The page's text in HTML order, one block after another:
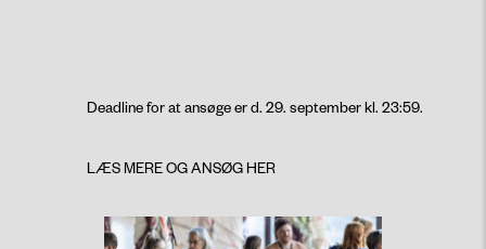
Deadline for at ansøge er d. 29. september kl. 23:59.
LÆS MERE OG ANSØG HER